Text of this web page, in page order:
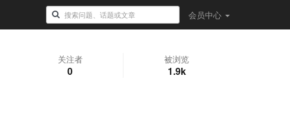
会员中心
关注者
0
被浏览
1.9k